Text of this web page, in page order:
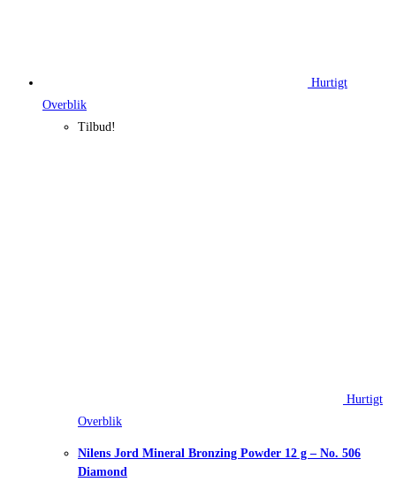
Hurtigt
Overblik
Tilbud!
Hurtigt
Overblik
Nilens Jord Mineral Bronzing Powder 12 g – No. 506
Diamond